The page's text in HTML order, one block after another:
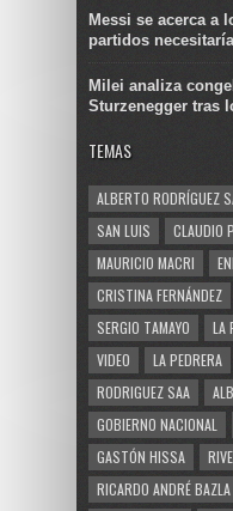
Messi se acerca a
partidos
Milei analiza
Sturzenegger tras
TEMAS
ALBERTO RODRÍGUEZ
SAN LUIS
CLAUDIO
MAURICIO MACRI
CRISTINA FERNÁNDEZ
SERGIO TAMAYO
LA
VIDEO
LA PEDRERA
RODRIGUEZ SAA
GOBIERNO NACIONAL
GASTÓN HISSA
RICARDO ANDRÉ BAZLA